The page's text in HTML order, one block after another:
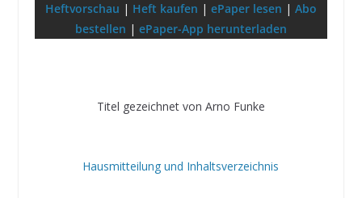
Heftvorschau | Heft kaufen | ePaper lesen | Abo
bestellen | ePaper-App herunterladen
Titel gezeichnet von Arno Funke
Hausmitteilung und Inhaltsverzeichnis